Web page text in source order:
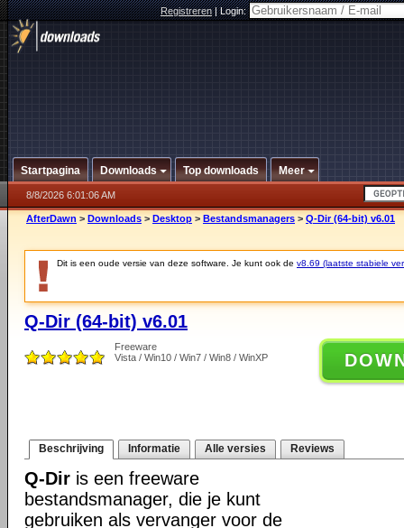
Registreren|Login:
Startpagina Downloads Top downloads Meer
8/8/2026 6:01:06 AM
AfterDawn > Downloads > Desktop > Bestandsmanagers > Q-Dir (64-bit) v6.01
Dit is een oude versie van deze software. Je kunt ook de v8.69 (laatste stabiele
Q-Dir (64-bit) v6.01
Freeware
Vista / Win10 / Win7 / Win8 / WinXP
Beschrijving Informatie Alle versies Reviews
Q-Dir is een freeware
bestandsmanager, die je kunt
gebruiken als vervanger voor de